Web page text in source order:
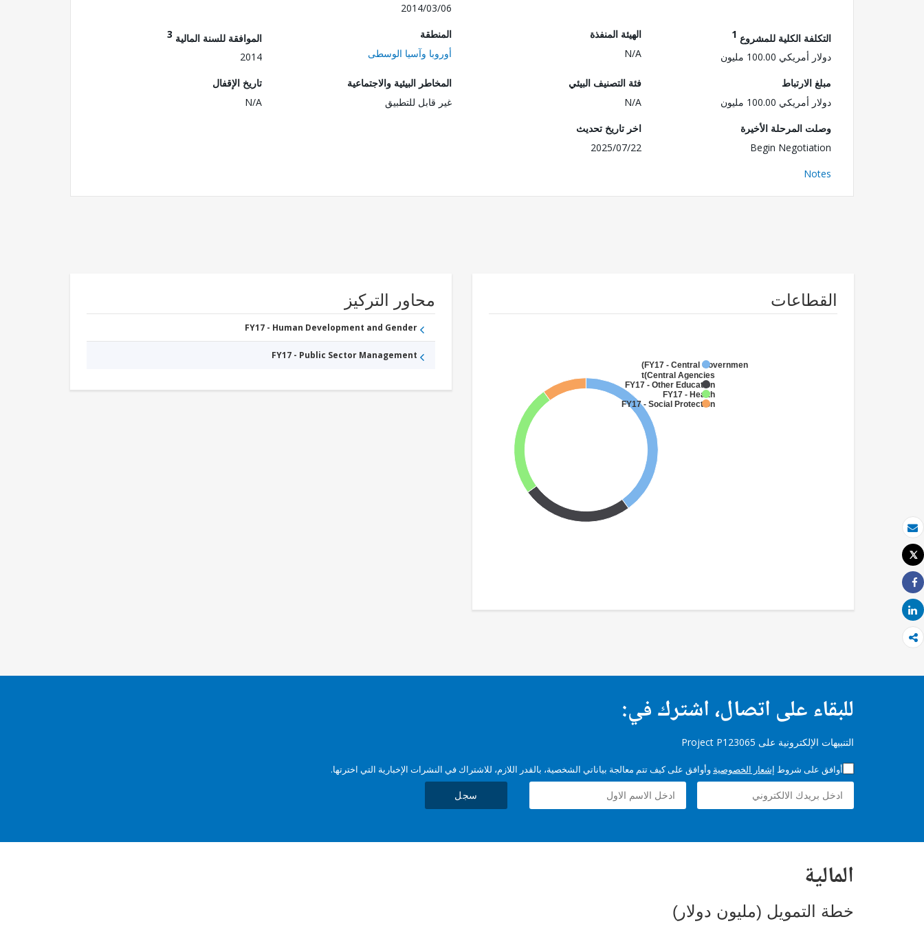
بريد الكتروني
طباعة
Tweet
Share
Share
2014/03/06
التكلفة الكلية للمشروع 1
دولار أمريكي 100.00 مليون
الهيئة المنفذة
N/A
المنطقة
أوروبا وآسيا الوسطى
الموافقة للسنة المالية 3
2014
مبلغ الارتباط
دولار أمريكي 100.00 مليون
فئة التصنيف البيئي
N/A
المخاطر البيئية والاجتماعية
غير قابل للتطبيق
تاريخ الإقفال
N/A
وصلت المرحلة الأخيرة
Begin Negotiation
اخر تاريخ تحديث
2025/07/22
Notes
القطاعات
FY17 - Central Government
(Central Agencies
)
FY17 - Other Education
FY17 - Health
FY17 - Social Protection
محاور التركيز
FY17 - Human Development and Gender
FY17 - Public Sector Management
للبقاء على اتصال، اشترك في:
التنبيهات الإلكترونية على Project P123065
أوافق على شروط إشعار الخصوصية وأوافق على كيف تتم معالجة بياناتي الشخصية، بالقدر اللازم، للاشتراك في النشرات الإخبارية التي اخترتها.
سجل
المالية
خطة التمويل (مليون دولار)